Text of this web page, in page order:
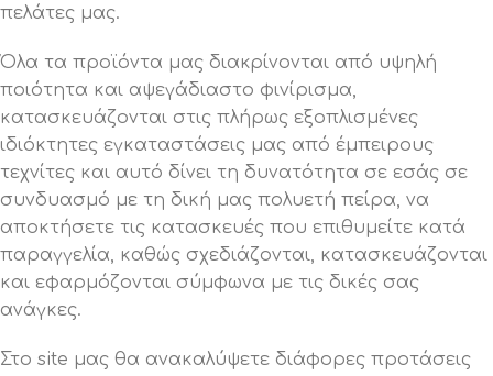
πελάτες μας.
Όλα τα προϊόντα μας διακρίνονται από υψηλή
ποιότητα και αψεγάδιαστο φινίρισμα,
κατασκευάζονται στις πλήρως εξοπλισμένες
ιδιόκτητες εγκαταστάσεις μας από έμπειρους
τεχνίτες και αυτό δίνει τη δυνατότητα σε εσάς σε
συνδυασμό με τη δική μας πολυετή πείρα, να
αποκτήσετε τις κατασκευές που επιθυμείτε κατά
παραγγελία, καθώς σχεδιάζονται, κατασκευάζονται
και εφαρμόζονται σύμφωνα με τις δικές σας
ανάγκες.
Στο site μας θα ανακαλύψετε διάφορες προτάσεις